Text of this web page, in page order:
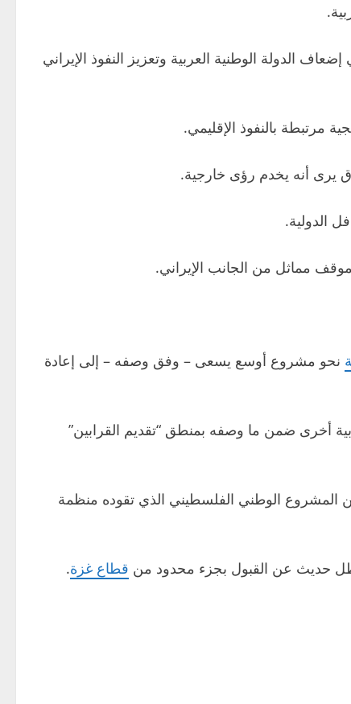
الدولة الوطنية العربية وتعزيز النفوذ الإيراني
مرتبطة بالنفوذ الإقليمي.
الدولية.
مماثل من الجانب الإيراني.
نحو مشروع أوسع يسعى – وفق وصفه – إلى إعادة
أخرى ضمن ما وصفه بمنطق “تقديم القرابين”
المشروع الوطني الفلسطيني الذي تقوده منظمة
حديث عن القبول بجزء محدود من قطاع غزة.